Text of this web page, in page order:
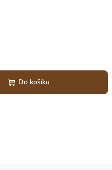
Do košíku